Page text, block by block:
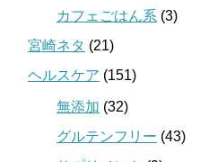
カフェごはん系 (3)
宮崎ネタ (21)
ヘルスケア (151)
無添加 (32)
グルテンフリー (43)